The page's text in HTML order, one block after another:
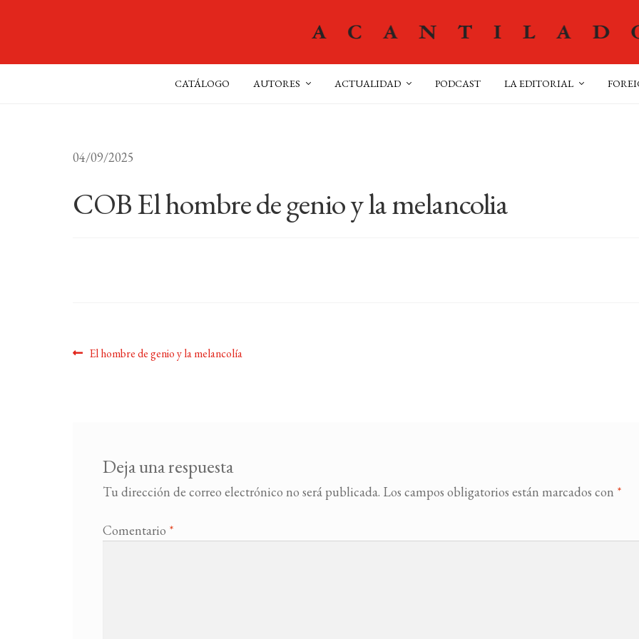
CATÁLOGO AUTORES ACTUALIDAD PODCAST LA EDITORIAL
04/09/2025
COB El hombre de genio y la melancolia
Navegación
Anterior:
El hombre de genio y la melancolía
Deja una respuesta
Tu dirección de correo electrónico no será publicada. Los campos obligatorios están marcados con *
Comentario *